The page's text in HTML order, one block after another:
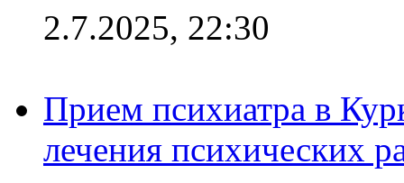
2.7.2025, 22:30
Прием психиатра в
лечения психических